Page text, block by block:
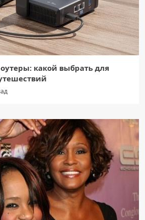
какой выбрать для